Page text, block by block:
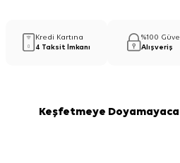
Kredi Kartına
4 Taksit İmkanı
%100
Alışveriş
Keşfetmeye